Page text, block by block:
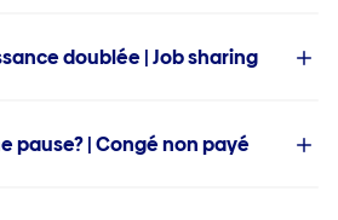
doublée | Job sharing
pause? | Congé non payé